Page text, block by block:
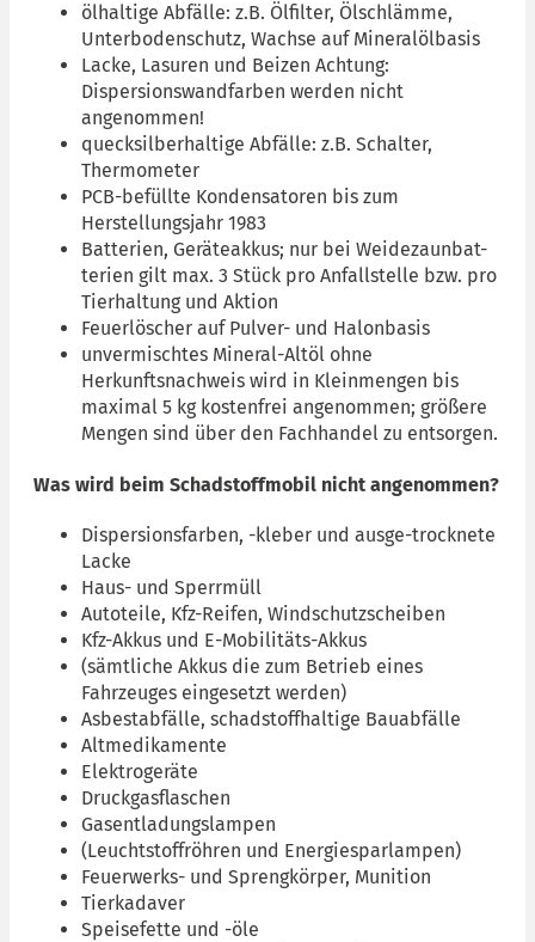
ölhaltige Abfälle: z.B. Ölfilter, Ölschlämme,
Unterbodenschutz, Wachse auf Mineralölbasis
Lacke, Lasuren und Beizen Achtung:
Dispersionswandfarben werden nicht
angenommen!
quecksilberhaltige Abfälle: z.B. Schalter,
Thermometer
PCB-befüllte Kondensatoren bis zum
Herstellungsjahr 1983
Batterien, Geräteakkus; nur bei Weidezaunbat-
terien gilt max. 3 Stück pro Anfallstelle bzw. pro
Tierhaltung und Aktion
Feuerlöscher auf Pulver- und Halonbasis
unvermischtes Mineral-Altöl ohne
Herkunftsnachweis wird in Kleinmengen bis
maximal 5 kg kostenfrei angenommen; größere
Mengen sind über den Fachhandel zu entsorgen.
Was wird beim Schadstoffmobil nicht angenommen?
Dispersionsfarben, -kleber und ausge-trocknete
Lacke
Haus- und Sperrmüll
Autoteile, Kfz-Reifen, Windschutzscheiben
Kfz-Akkus und E-Mobilitäts-Akkus
(sämtliche Akkus die zum Betrieb eines
Fahrzeuges eingesetzt werden)
Asbestabfälle, schadstoffhaltige Bauabfälle
Altmedikamente
Elektrogeräte
Druckgasflaschen
Gasentladungslampen
(Leuchtstoffröhren und Energiesparlampen)
Feuerwerks- und Sprengkörper, Munition
Tierkadaver
Speisefette und -öle